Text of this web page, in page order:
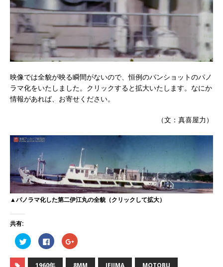
映像では全貌が映る瞬間がないので、恒例のパンショットのパノ
ラマ化をいたしました。クリックすると拡大いたします。なにか
情報があれば、お寄せください。
（文：真喜屋力）
▲パノラマ化した第二伊江丸の全貌（クリックして拡大）
共有:
ク
リ
ク
F
a
e
b
ク
リ
ク
し
1960年 8MM IEJIMA MOTOBU